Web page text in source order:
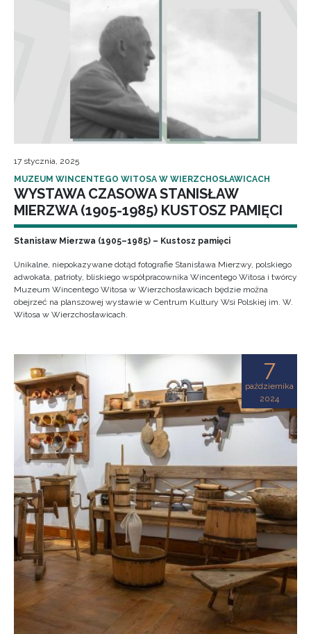
17 stycznia, 2025
MUZEUM WINCENTEGO WITOSA W WIERZCHOSŁAWICACH
WYSTAWA CZASOWA STANISŁAW
MIERZWA (1905-1985) KUSTOSZ PAMIĘCI
Stanisław Mierzwa (1905–1985) – Kustosz pamięci
Unikalne, niepokazywane dotąd fotografie Stanisława Mierzwy, polskiego
adwokata, patrioty, bliskiego współpracownika Wincentego Witosa i twórcy
Muzeum Wincentego Witosa w Wierzchosławicach będzie można
obejrzeć na planszowej wystawie w Centrum Kultury Wsi Polskiej im. W.
Witosa w Wierzchosławicach.
7
października
2024